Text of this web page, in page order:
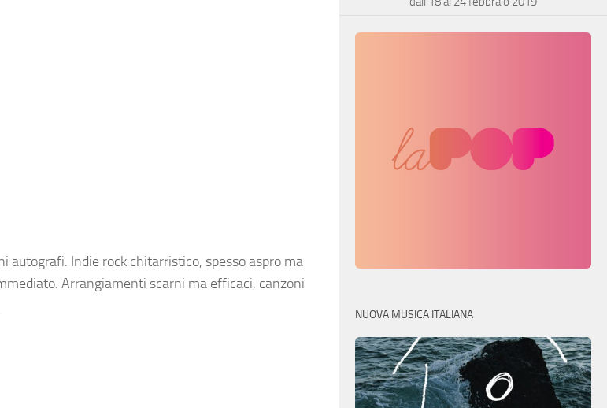
Indie rock chitarristico, spesso aspro ma
Arrangiamenti scarni ma efficaci, canzoni
NUOVA MUSICA ITALIANA